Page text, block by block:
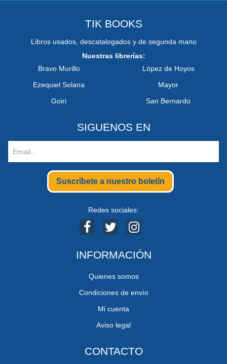
TIK BOOKS
Libros usados, descatalogados y de segunda mano
Nuestras librerías:
Bravo Murillo
Ezequiel Solana
Goiri
López de Hoyos
Mayor
San Bernardo
SIGUENOS EN
Suscríbete a nuestro boletín
Redes sociales:
INFORMACIÓN
Quienes somos
Condiciones de envío
Mi cuenta
Aviso legal
CONTACTO